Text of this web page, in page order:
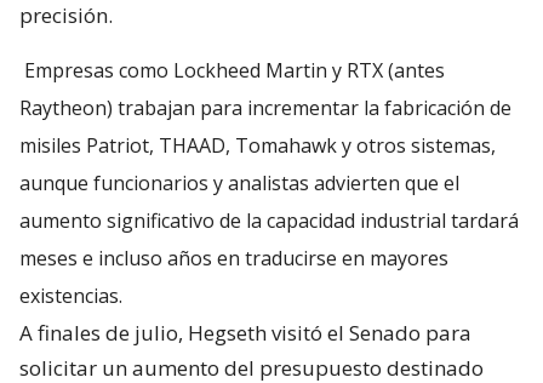
precisión.
Empresas como Lockheed Martin y RTX (antes
Raytheon) trabajan para incrementar la fabricación de
misiles Patriot, THAAD, Tomahawk y otros sistemas,
aunque funcionarios y analistas advierten que el
aumento significativo de la capacidad industrial tardará
meses e incluso años en traducirse en mayores
existencias.
A finales de julio, Hegseth visitó el Senado para
solicitar un aumento del presupuesto destinado